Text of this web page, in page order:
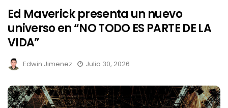
Ed Maverick presenta un nuevo
universo en “NO TODO ES PARTE DE LA
VIDA”
Edwin Jimenez Julio 30, 2026